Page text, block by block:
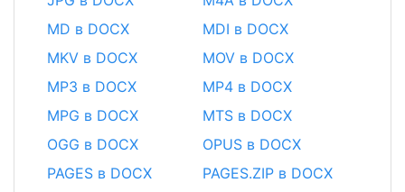
MD в DOCX
MDI в DOCX
MKV в DOCX
MOV в DOCX
MP3 в DOCX
MP4 в DOCX
MPG в DOCX
MTS в DOCX
OGG в DOCX
OPUS в DOCX
PAGES в DOCX
PAGES.ZIP в DOCX